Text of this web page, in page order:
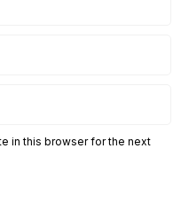
in this browser for the next